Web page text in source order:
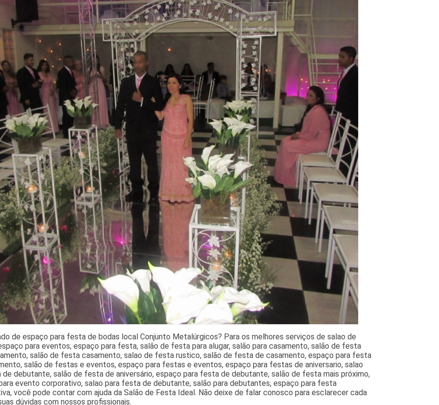
de espaço para festa de bodas local Conjunto Metalúrgicos? Para os melhores serviços de salao de
para eventos, espaço para festa, salão de festa para alugar, salão para casamento, salão de festa
salão de festa casamento, salao de festa rustico, salão de festa de casamento, espaço para festa
salão de festas e eventos, espaço para festas e eventos, espaço para festas de aniversario, salao
debutante, salão de festa de aniversário, espaço para festa de debutante, salão de festa mais próximo,
evento corporativo, salao para festa de debutante, salão para debutantes, espaço para festa
você pode contar com ajuda da Salão de Festa Ideal. Não deixe de falar conosco para esclarecer cada
dúvidas com nossos profissionais.